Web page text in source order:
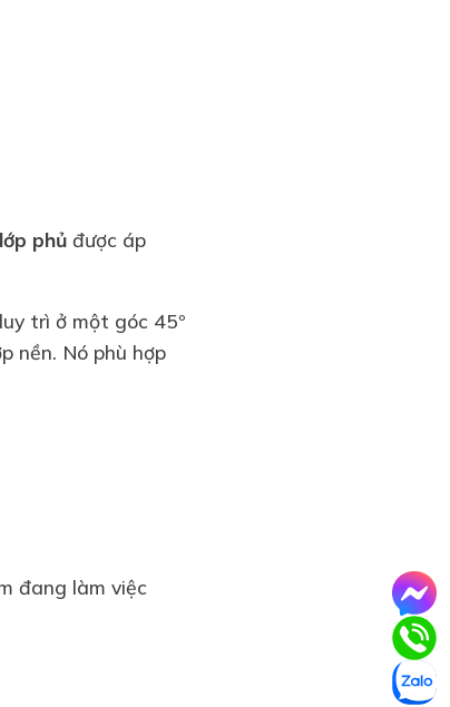
phủ được áp
trì ở một góc 45º
nền. Nó phù hợp
đang làm việc